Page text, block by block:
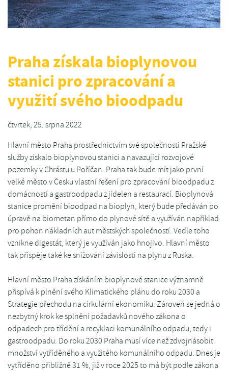
Praha získala bioplynovou
stanici pro zpracování a
využití svého bioodpadu
čtvrtek, 25. srpna 2022
Hlavní město Praha prostřednictvím své společnosti Pražské
služby získalo bioplynovou stanici a navazující rozvojové
pozemky v Chrástu u Poříčan. Praha tak bude mít jako první
velké město v Česku vlastní řešení pro zpracování bioodpadu z
domácností a gastroodpadu z jídelen a restaurací. Bioplynová
stanice promění bioodpad na bioplyn, který bude předáván po
úpravě na biometan přímo do plynové sítě a využíván například
pro pohon nákladních aut městských společností. Vedle toho
vznikne digestát, který je využíván jako hnojivo. Hlavní město
tak přispěje také ke snižování závislosti na plynu z Ruska.
Hlavní město Praha získáním bioplynové stanice významně
přispívá k plnění svého Klimatického plánu do roku 2030 a
Strategie přechodu na cirkulární ekonomiku. Zároveň se jedná o
nezbytný krok ke splnění požadavků nového zákona o
odpadech pro třídění a recyklaci komunálního odpadu, tedy i
gastroodpadu. Do roku 2030 Praha musí více než zdvojnásobit
množství vytříděného a využitého komunálního odpadu. Dnes je
vytříděno přibližně 31 %, již v roce 2025 to má být podle zákona